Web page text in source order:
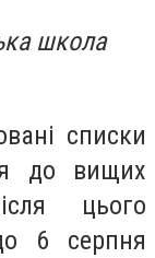
школа
списки
до вищих
цього
6 серпня